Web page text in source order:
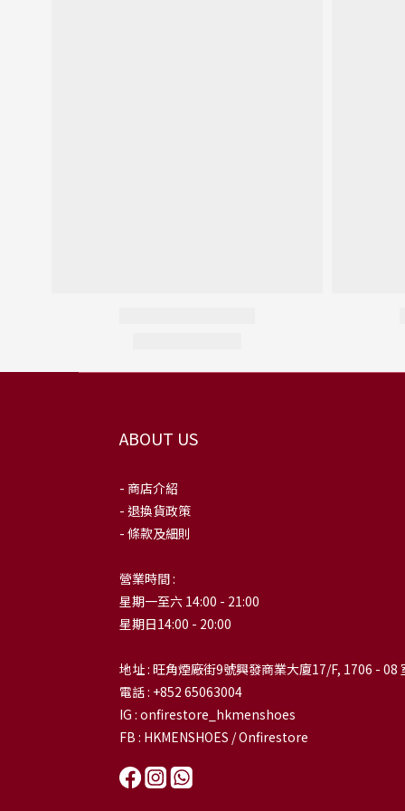
ABOUT US
- 商店介紹
- 退換貨政策
- 條款及細則
營業時間 :
星期一至六 14:00 - 21:00
星期日14:00 - 20:00
地址 : 旺角煙廠街9號興發商業大廈17/F, 1706 - 08
電話 : +852 65063004
IG : onfirestore_hkmenshoes
FB : HKMENSHOES / Onfirestore